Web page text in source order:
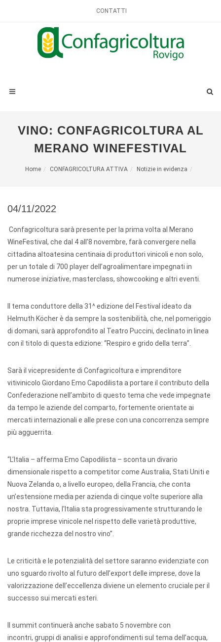
CONTATTI
VINO: CONFAGRICOLTURA AL
MERANO WINEFESTIVAL
Home CONFAGRICOLTURA ATTIVA Notizie in evidenza
04/11/2022
Confagricoltura sarà presente per la prima volta al Merano
WineFestival, che dal 4 all’8 novembre, farà convergere nella
cittadina altoatesina centinaia di produttori vinicoli e non solo,
per un totale di 700 player dell’agroalimentare impegnati in
numerose iniziative, masterclass, showcooking e altri eventi.
Il tema conduttore della 31^ edizione del Festival ideato da
Helmuth Köcher è da sempre la sostenibilità, che, nel pomeriggio
di domani, sarà approfondito al Teatro Puccini, declinato in linea
con il titolo di questa edizione: “Respiro e grido della terra”.
Sarà il vicepresidente di Confagricoltura e imprenditore
vitivinicolo Giordano Emo Capodilista a portare il contributo della
Confederazione nell’ambito di questo tema che vede impegnate
da tempo le aziende del comparto, fortemente orientate ai
mercati internazionali e alle prese con una concorrenza sempre
più agguerrita.
“L’Italia – afferma Emo Capodilista – sconta un divario
dimensionale rispetto a competitor come Australia, Stati Uniti e
Nuova Zelanda o, a livello europeo, della Francia, che conta
un’estensione media per azienda di cinque volte superiore alla
nostra. Tuttavia, l'Italia sta progressivamente strutturando le
proprie imprese vinicole nel rispetto delle varietà produttive,
grande ricchezza del nostro vino”.
Le criticità e le potenzialità del settore saranno evidenziate con
uno sguardo rivolto al futuro dell’export delle imprese, dove la
valorizzazione dell’eccellenza diviene un elemento cruciale per il
successo sui mercati esteri.
Il summit continuerà anche sabato 5 novembre con
incontri, gruppi di analisi e approfondimenti sul tema dell’acqua,